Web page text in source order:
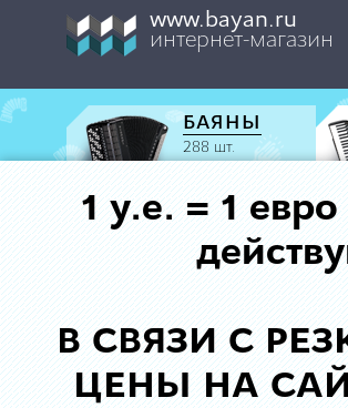
www.bayan.ru
интернет-магазин
БАЯНЫ
288 шт.
1 у.е. = 1
В СВЯЗИ С
ЦЕНЫ НА